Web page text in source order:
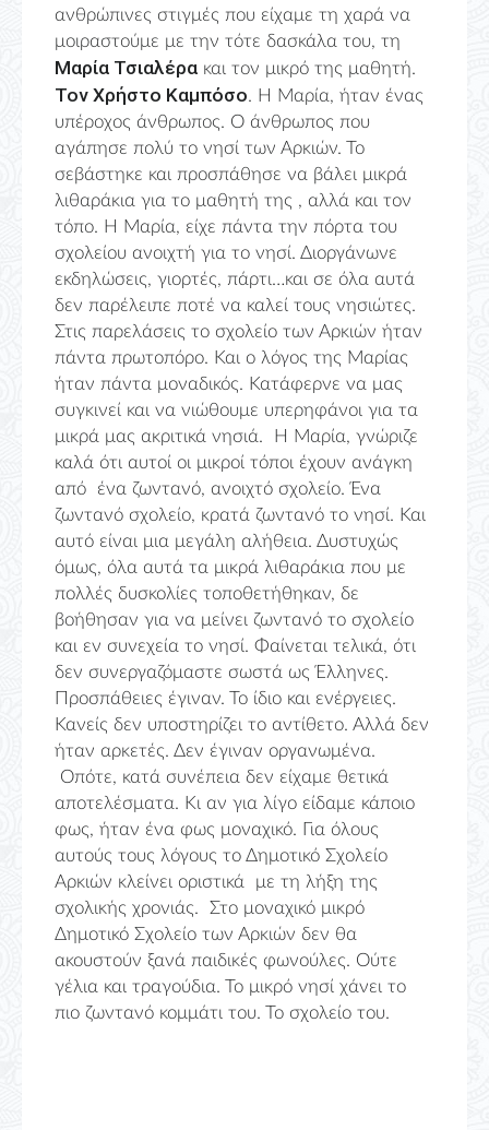
ανθρώπινες στιγμές που είχαμε τη χαρά να
μοιραστούμε με την τότε δασκάλα του, τη
Μαρία Τσιαλέρα και τον μικρό της μαθητή.
Τον Χρήστο Καμπόσο. Η Μαρία, ήταν ένας
υπέροχος άνθρωπος. Ο άνθρωπος που
αγάπησε πολύ το νησί των Αρκιών. Το
σεβάστηκε και προσπάθησε να βάλει μικρά
λιθαράκια για το μαθητή της , αλλά και τον
τόπο. Η Μαρία, είχε πάντα την πόρτα του
σχολείου ανοιχτή για το νησί. Διοργάνωνε
εκδηλώσεις, γιορτές, πάρτι…και σε όλα αυτά
δεν παρέλειπε ποτέ να καλεί τους νησιώτες.
Στις παρελάσεις το σχολείο των Αρκιών ήταν
πάντα πρωτοπόρο. Και ο λόγος της Μαρίας
ήταν πάντα μοναδικός. Κατάφερνε να μας
συγκινεί και να νιώθουμε υπερηφάνοι για τα
μικρά μας ακριτικά νησιά. Η Μαρία, γνώριζε
καλά ότι αυτοί οι μικροί τόποι έχουν ανάγκη
από ένα ζωντανό, ανοιχτό σχολείο. Ένα
ζωντανό σχολείο, κρατά ζωντανό το νησί. Και
αυτό είναι μια μεγάλη αλήθεια. Δυστυχώς
όμως, όλα αυτά τα μικρά λιθαράκια που με
πολλές δυσκολίες τοποθετήθηκαν, δε
βοήθησαν για να μείνει ζωντανό το σχολείο
και εν συνεχεία το νησί. Φαίνεται τελικά, ότι
δεν συνεργαζόμαστε σωστά ως Έλληνες.
Προσπάθειες έγιναν. Το ίδιο και ενέργειες.
Κανείς δεν υποστηρίζει το αντίθετο. Αλλά δεν
ήταν αρκετές. Δεν έγιναν οργανωμένα.
Οπότε, κατά συνέπεια δεν είχαμε θετικά
αποτελέσματα. Κι αν για λίγο είδαμε κάποιο
φως, ήταν ένα φως μοναχικό. Για όλους
αυτούς τους λόγους το Δημοτικό Σχολείο
Αρκιών κλείνει οριστικά με τη λήξη της
σχολικής χρονιάς. Στο μοναχικό μικρό
Δημοτικό Σχολείο των Αρκιών δεν θα
ακουστούν ξανά παιδικές φωνούλες. Ούτε
γέλια και τραγούδια. Το μικρό νησί χάνει το
πιο ζωντανό κομμάτι του. Το σχολείο του.